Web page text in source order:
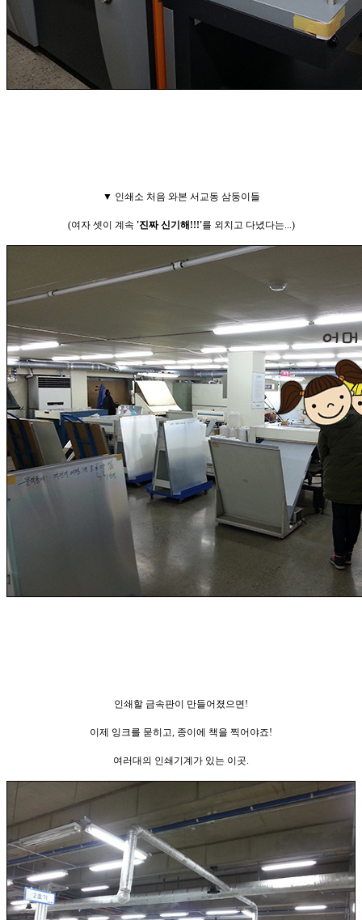
▼ 인쇄소 처음 와본 서교동 삼둥이들
(여자 셋이 계속 '진짜 신기해!!!'를 외치고 다녔다는...)
인쇄할 금속판이 만들어졌으면!
이제 잉크를 묻히고, 종이에 책을 찍어야죠!
여러대의 인쇄기계가 있는 이곳.